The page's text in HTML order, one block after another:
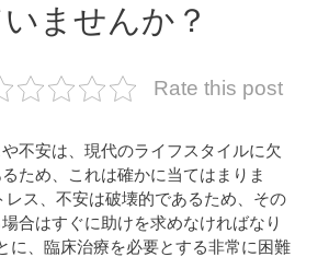
ませんか？
Rate this post
不安は、現代のライフスタイルに欠
ため、これは確かに当てはまりま
レス、不安は破壊的であるため、その
合はすぐに助けを求めなければなり
に、臨床治療を必要とする非常に困難